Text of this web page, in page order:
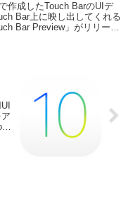
作成したTouch BarのUIデ
Bar上に映し出してくれる
Bar Preview」がリリー